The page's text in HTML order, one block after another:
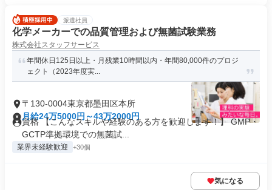
派遣社員
化学メーカーでの品質管理および無菌試験業務
株式会社スタッフサービス
年間休日125日以上・月残業10時間以内・年間80,000件のプロジ
ェクト（2023年度実...
〒130-0004東京都墨田区本所
月給24万5000円～43万2000円
資格 【こんなスキルや経験のある方を歓迎します！】 GMP・
GCTP準拠環境での無菌試...
業界未経験歓迎 +30個
気になる